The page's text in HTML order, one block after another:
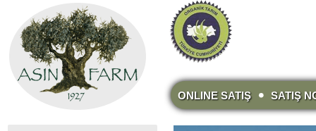
ONLINE SATIŞ SATIŞ